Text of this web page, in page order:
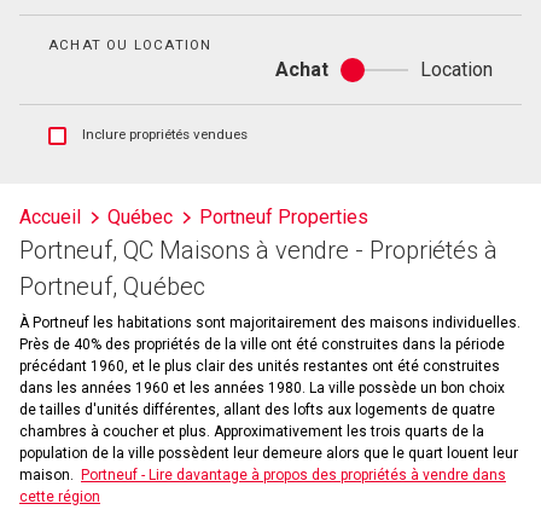
de
ACHAT OU LOCATION
Achat
Achat
ou
Location
Afficher
et
les
historiques
d'inscriptions
Inclure propriétés vendues
Accueil Québec Portneuf Properties
Portneuf, QC Maisons à vendre - Propriétés à
Portneuf, Québec
À Portneuf les habitations sont majoritairement des maisons individuelles.
Près de 40% des propriétés de la ville ont été construites dans la période
précédant 1960, et le plus clair des unités restantes ont été construites
dans les années 1960 et les années 1980. La ville possède un bon choix
de tailles d'unités différentes, allant des lofts aux logements de quatre
chambres à coucher et plus. Approximativement les trois quarts de la
population de la ville possèdent leur demeure alors que le quart louent leur
maison.
Portneuf - Lire davantage à propos des propriétés à vendre dans
cette région